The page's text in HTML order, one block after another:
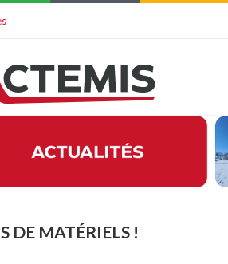
DE MATÉRIELS !